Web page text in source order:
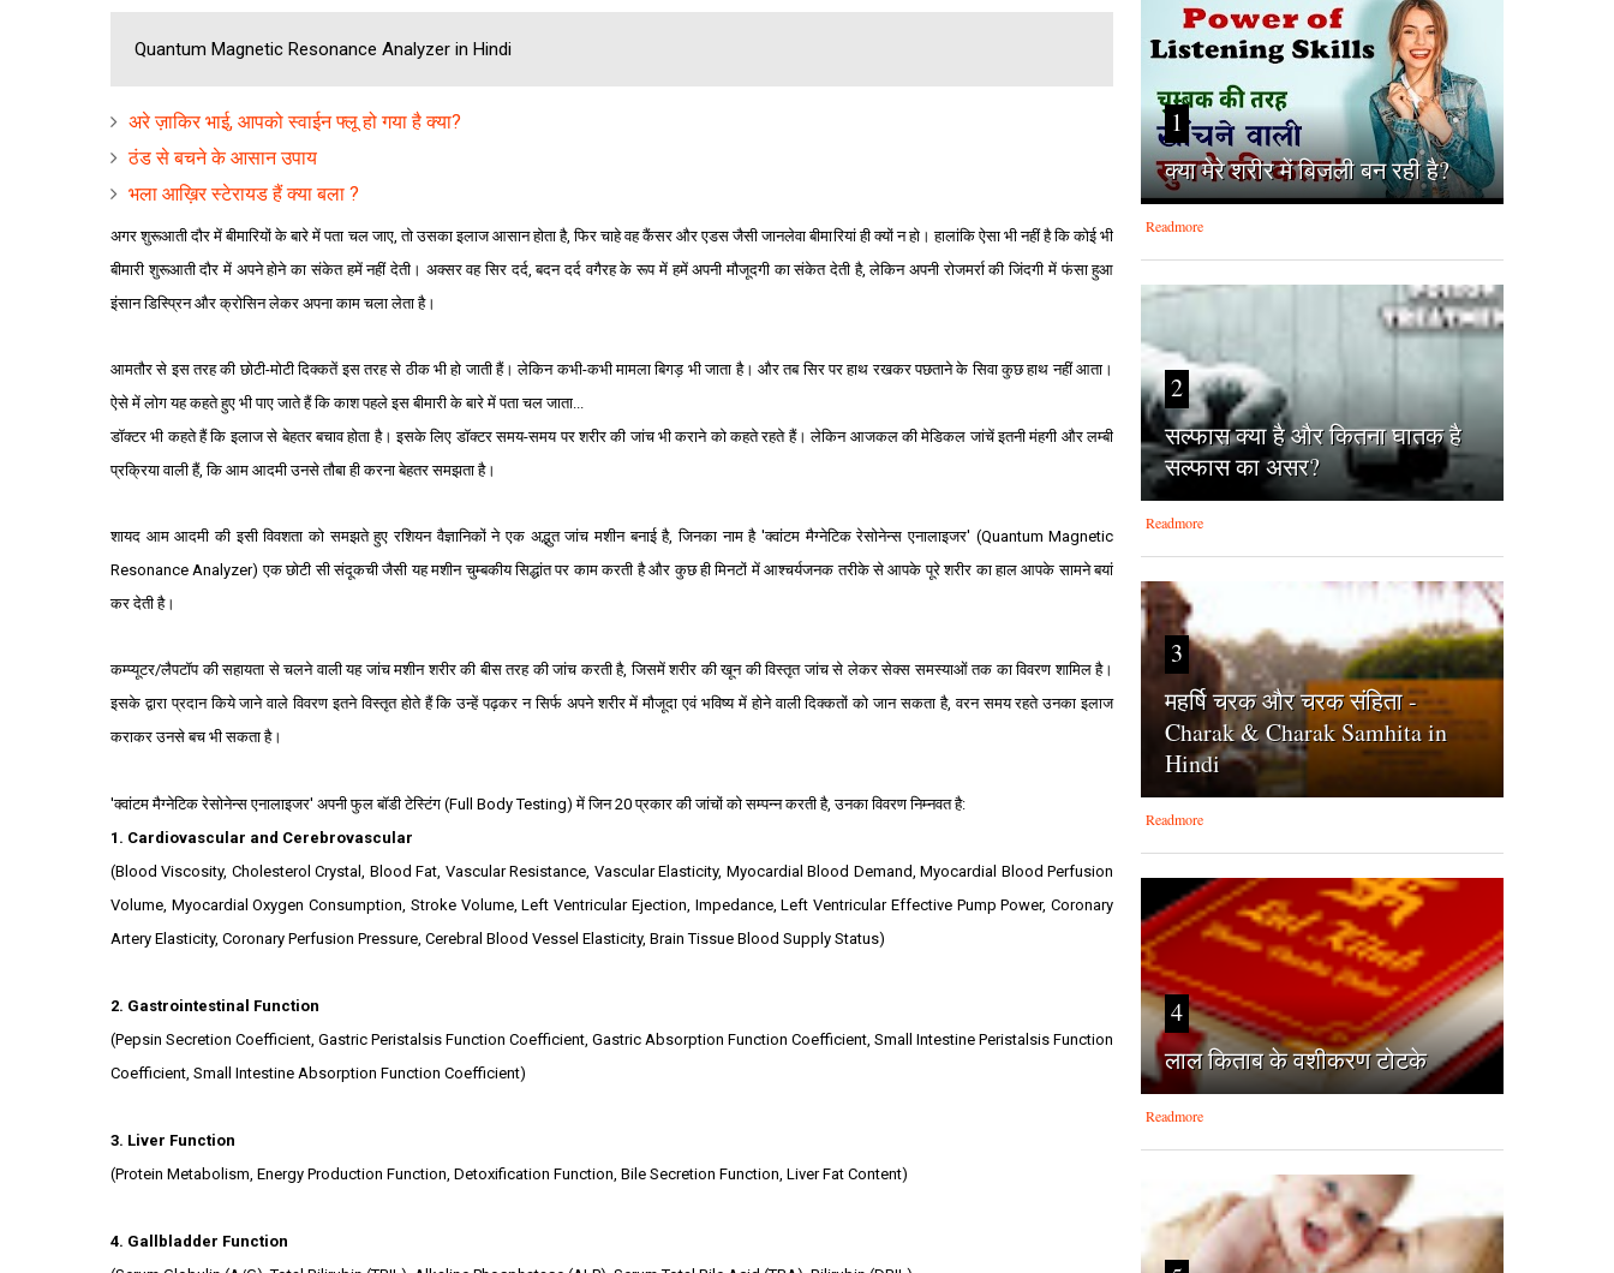
Quantum Magnetic Resonance Analyzer in Hindi
अरे ज़ाकिर भाई, आपको स्वाईन फ्लू हो गया है क्या?
ठंड से बचने के आसान उपाय
भला आख़िर स्टेरायड हैं क्या बला ?
अगर शुरूआती दौर में बीमारियों के बारे में पता चल जाए, तो उसका इलाज आसान होता है, फिर चाहे वह कैंसर औरएडस जैसी जानलेवा बीमारियांही क्‍यों न हो। हालांकि ऐसा भी नहीं है कि कोई भी
बीमारी शुरूआती दौर में अपने होने का संकेत हमें नहीं देती। अक्‍सर वहसिर दर्द, बदन दर्द वगैरह के रूप में हमें अपनी मौजूदगी का संकेत देती है, लेकिन अपनी रोजमर्रा की जिंदगी में फंसा हुआ
इंसान डिस्प्रिन और क्रोसिन लेकर अपना काम चला लेता है।
आमतौर से इस तरह की छोटी-मोटी दिक्‍कतें इस तरह से ठीक भीहो जाती हैं। लेकिन कभी-कभीमामलाबिगड़ भी जाता है। और तब सिर पर हाथ रखकर पछतानेकेसिवा कुछ हाथ नहीं आता।
ऐसे में लोग यह कहते हुए भी पाए जाते हैं कि काश पहले इस बीमारी के बारे मेंपता चल जाता
डॉक्‍टर भी कहते हैं कि इलाज से बेहतर बचाव होता है।इसके लिए डॉक्‍टर समय-समय पर शरीर की जांच भी कराने को कहते रहते हैं। लेकिन आजकल कीमेडिकल जांचें इतनी मंहगी और लम्‍बी
प्रक्रिया वाली हैं, कि आम आदमी उनसे तौबा ही करना बेहतर समझता है।
शायद आम आदमी की इसी विवशता को समझते हुए रशियन वैज्ञानिकों ने एक अद्भुत जांच मशीन बनाई है, जिनका नाम है 'क्‍वांटम मैग्‍नेटिक रेसोनेन्‍स एनालाइजर' (QuantumMagnetic
Resonance Analyzer) एक छोटी सी संदूकची जैसी यह मशीन चुम्‍बकीय सिद्धांत पर काम करती है और कुछ ही मिनटों में आश्‍चर्यजनक तरीके से आपके पूरे शरीर का हाल आपके सामने बयां
कर देती है।
कम्‍प्‍यूटर/लैपटॉप की सहायता से चलने वालीयहजांच मशीन शरीर की बीस तरह की जांच करती है, जिसमें शरीर की खून की विस्‍तृत जांच से लेकर सेक्‍स समस्‍याओं तक का विवरण शामिल है।
इसके द्वारा प्रदान किये जाने वाले विवरण इतने विस्‍तृत होते हैं कि उन्‍हें पढ़कर न सिर्फ अपने शरीर में मौजूदा एवं भविष्‍य में होने वाली दिक्‍कतों को जान सकता है, वरन समय रहते उनका इलाज
कराकर उनसे बच भी सकता है।
'क्‍वांटम मैग्‍नेटिक रेसोनेन्‍स एनालाइजर' अपनी फुल बॉडी टेस्टिंग (Full Body Testing) में जिन 20 प्रकार की जांचों को सम्‍पन्‍न करती है, उनका विवरण निम्‍नवत है:
1. Cardiovascular and Cerebrovascular
(Blood Viscosity, Cholesterol Crystal, Blood Fat, Vascular Resistance, Vascular Elasticity, Myocardial Blood Demand, Myocardial Blood Perfusion
Volume, Myocardial Oxygen Consumption, Stroke Volume, Left Ventricular Ejection, Impedance, Left Ventricular Effective Pump Power, Coronary
Artery Elasticity, Coronary Perfusion Pressure, Cerebral Blood Vessel Elasticity, Brain Tissue Blood Supply Status)
2. Gastrointestinal Function
(Pepsin Secretion Coefficient, Gastric Peristalsis Function Coefficient, Gastric Absorption Function Coefficient, Small Intestine Peristalsis Function
Coefficient, Small Intestine Absorption Function Coefficient)
3. Liver Function
(Protein Metabolism, Energy Production Function, Detoxification Function, Bile Secretion Function, Liver Fat Content)
4. Gallbladder Function
1
क्‍या मेरे शरीर में बिजली बन रही है?
Readmore
2
सल्फास क्या है और कितना घातक है
सल्फास का असर?
Readmore
3
महर्षि चरक और चरक संहिता -
Charak & Charak Samhita in
Hindi
Readmore
4
लाल किताब के वशीकरण टोटके
Readmore